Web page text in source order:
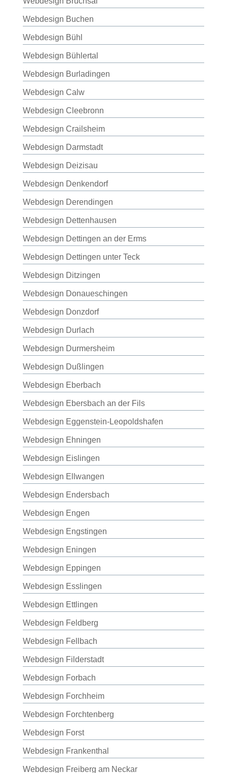
Webdesign Buchen
Webdesign Bühl
Webdesign Bühlertal
Webdesign Burladingen
Webdesign Calw
Webdesign Cleebronn
Webdesign Crailsheim
Webdesign Darmstadt
Webdesign Deizisau
Webdesign Denkendorf
Webdesign Derendingen
Webdesign Dettenhausen
Webdesign Dettingen an der Erms
Webdesign Dettingen unter Teck
Webdesign Ditzingen
Webdesign Donaueschingen
Webdesign Donzdorf
Webdesign Durlach
Webdesign Durmersheim
Webdesign Dußlingen
Webdesign Eberbach
Webdesign Ebersbach an der Fils
Webdesign Eggenstein-Leopoldshafen
Webdesign Ehningen
Webdesign Eislingen
Webdesign Ellwangen
Webdesign Endersbach
Webdesign Engen
Webdesign Engstingen
Webdesign Eningen
Webdesign Eppingen
Webdesign Esslingen
Webdesign Ettlingen
Webdesign Feldberg
Webdesign Fellbach
Webdesign Filderstadt
Webdesign Forbach
Webdesign Forchheim
Webdesign Forchtenberg
Webdesign Forst
Webdesign Frankenthal
Webdesign Freiberg am Neckar